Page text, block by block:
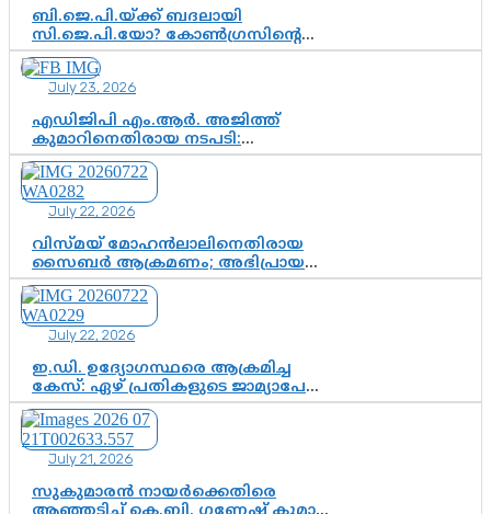
ബി.ജെ.പി.യ്ക്ക് ബദലായി
സി.ജെ.പി.യോ? കോൺഗ്രസിന്റെ
രാഷ്ട്രീയ ഇടം കൈവശപ്പെടുത്താൻ
സിജെപി ഉയർന്നുകഴിഞ്ഞോ?
ഇന്ത്യൻ രാഷ്ട്രീയത്തിലെ പുതിയ
വഴിത്തിരിവ്
July 23, 2026
എഡിജിപി എം.ആർ. അജിത്ത്
കുമാറിനെതിരായ നടപടി:
സസ്പെൻഷനിൽ ഒതുങ്ങുമോ,
അതോ കൂടുതൽ കടുത്ത
നടപടികളിലേക്കോ?
July 22, 2026
വിസ്മയ് മോഹൻലാലിനെതിരായ
സൈബർ ആക്രമണം; അഭിപ്രായ
സ്വാതന്ത്ര്യത്തെ നിശ്ശബ്ദമാക്കുന്ന
ഡിജിറ്റൽ ഗുണ്ടായിസത്തിന് അറുതി
വേണം
July 22, 2026
ഇ.ഡി. ഉദ്യോഗസ്ഥരെ ആക്രമിച്ച
കേസ്: ഏഴ് പ്രതികളുടെ ജാമ്യാപേക്ഷ
വീണ്ടും തള്ളി; അന്വേഷണം തുടരാൻ
കോടതി അനുമതി
July 21, 2026
സുകുമാരൻ നായർക്കെതിരെ